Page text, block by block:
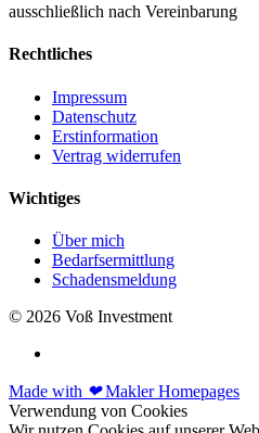
ausschließlich nach Vereinbarung
Rechtliches
Impressum
Datenschutz
Erstinformation
Vertrag widerrufen
Wichtiges
Über mich
Bedarfsermittlung
Schadensmeldung
© 2026 Voß Investment
Made with ❤Makler Homepages
Verwendung von Cookies